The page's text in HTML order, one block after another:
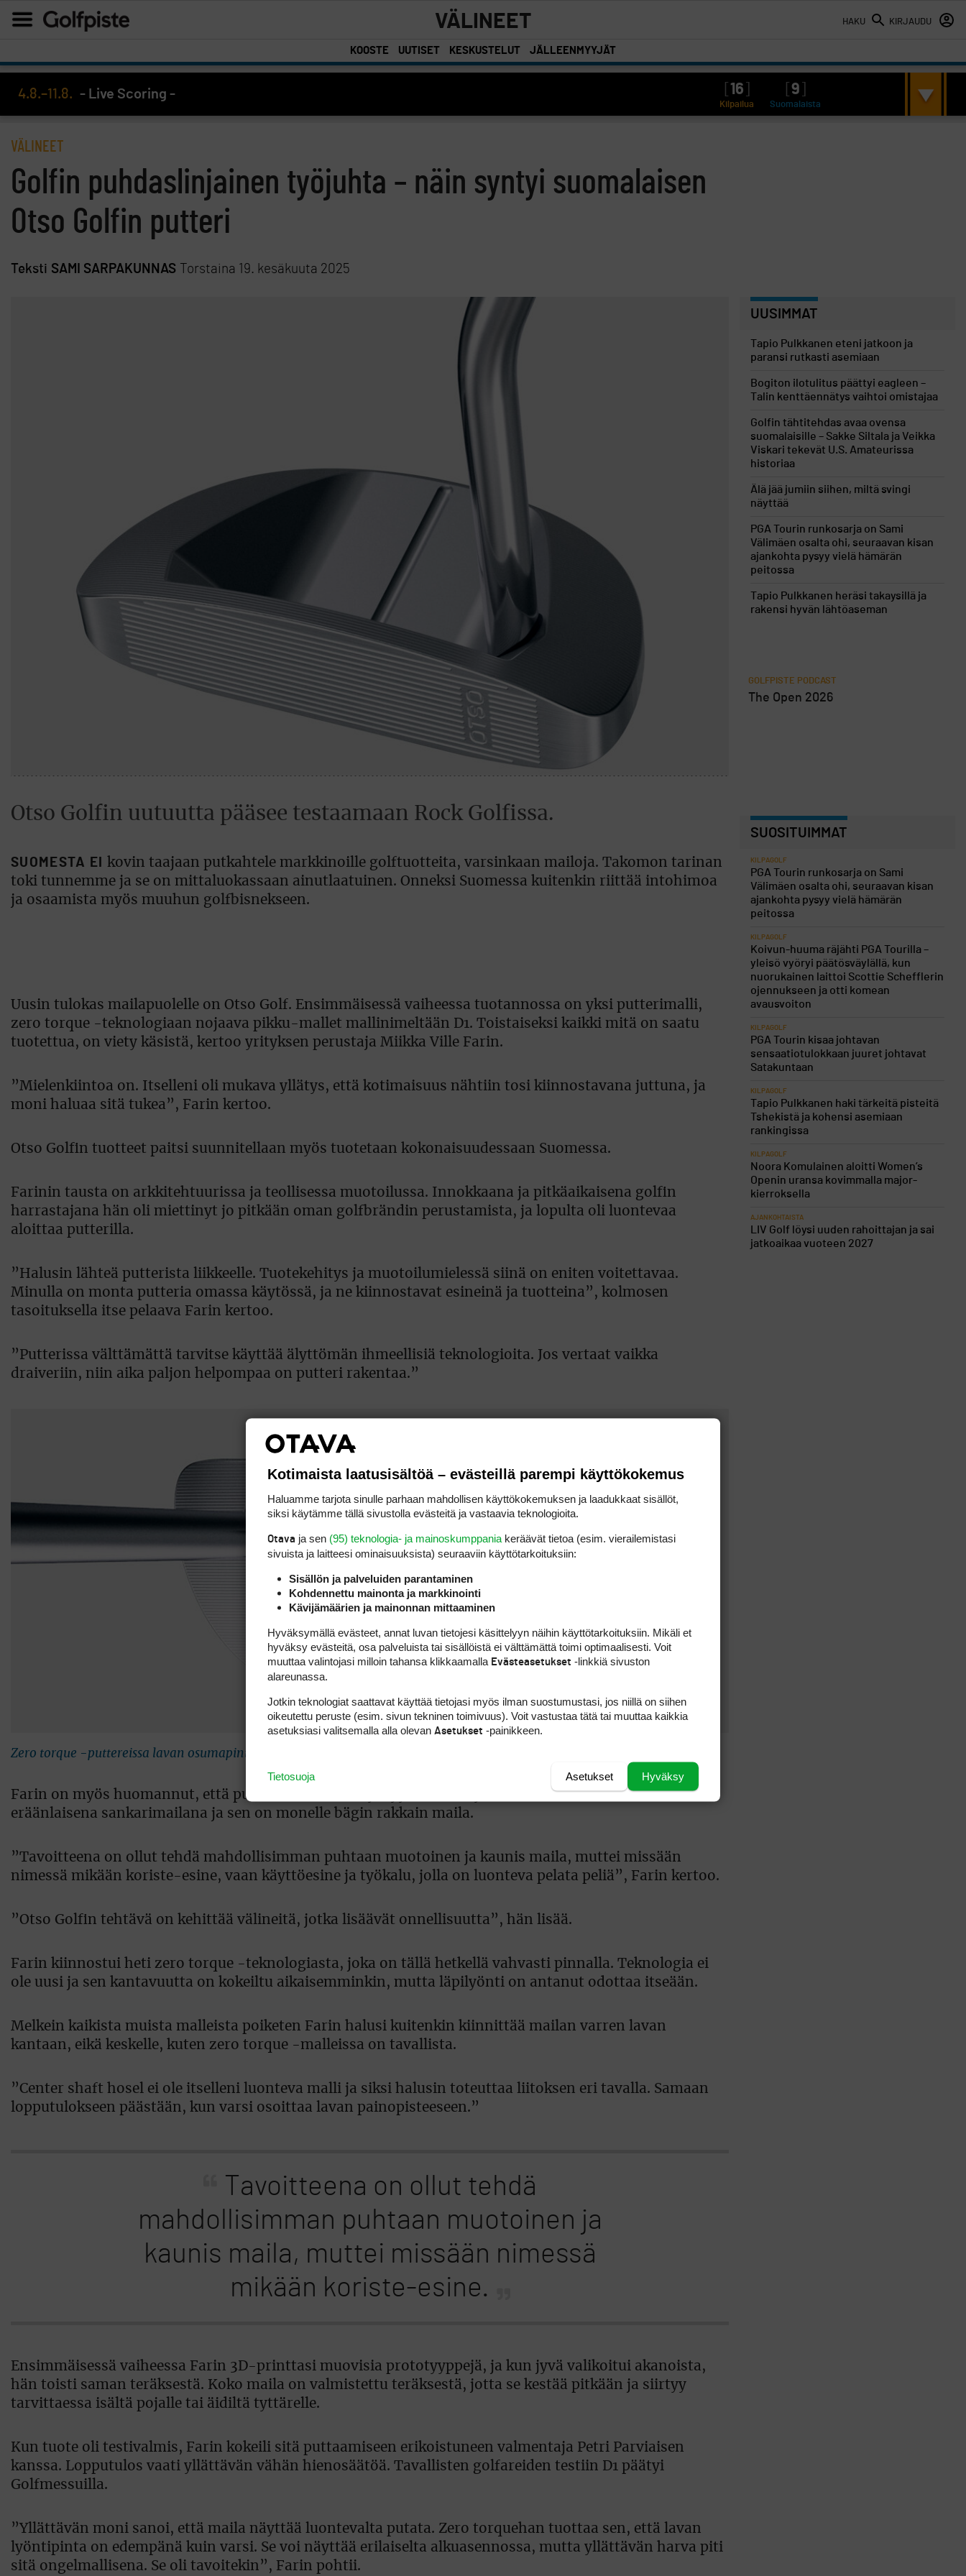
HAKU KIRJAUDU
VÄLINEET
KOOSTE UUTISET KESKUSTELUT JÄLLEENMYYJÄT
4.8.–11.8. - Live Scoring - 16 9
Kilpailua Suomalaista
VÄLINEET
Golfin puhdaslinjainen työjuhta – näin syntyi suomalaisen
Otso Golfin putteri
Teksti SAMI SARPAKUNNAS Torstaina 19. kesäkuuta 2025
Otso Golfin uutuutta pääsee testaamaan Rock Golfissa.
SUOMESTA EI
kovin taajaan putkahtele markkinoille golftuotteita, varsinkaan mailoja. Takomon tarinan
toki tunnemme ja se on mittaluokassaan ainutlaatuinen. Onneksi Suomessa kuitenkin riittää intohimoa
ja osaamista myös muuhun golfbisnekseen.
Uusin tulokas mailapuolelle on Otso Golf. Ensimmäisessä vaiheessa tuotannossa on yksi putterimalli,
zero torque -teknologiaan nojaava pikku-mallet mallinimeltään D1. Toistaiseksi kaikki mitä on saatu
tuotettua, on viety käsistä, kertoo yrityksen perustaja Miikka Ville Farin.
”Mielenkiintoa on. Itselleni oli mukava yllätys, että kotimaisuus nähtiin tosi kiinnostavana juttuna, ja
moni haluaa sitä tukea”, Farin kertoo.
Otso Golfin tuotteet paitsi suunnitellaan myös tuotetaan kokonaisuudessaan Suomessa.
Farinin tausta on arkkitehtuurissa ja teollisessa muotoilussa. Innokkaana ja pitkäaikaisena golfin
harrastajana hän oli miettinyt jo pitkään oman golfbrändin perustamista, ja lopulta oli luontevaa
aloittaa putterilla.
”Halusin lähteä putterista liikkeelle. Tuotekehitys ja muotoilumielessä siinä on eniten voitettavaa.
Minulla on monta putteria omassa käytössä, ja ne kiinnostavat esineinä ja tuotteina”, kolmosen
tasoituksella itse pelaava Farin kertoo.
”Putterissa välttämättä tarvitse käyttää älyttömän ihmeellisiä teknologioita. Jos vertaat vaikka
draiveriin, niin aika paljon helpompaa on putteri rakentaa.”
Zero torque -puttereissa lavan osumapinta on varren kiinnityskohdan etupuolella.
Farin on myös huomannut, että putteriin ihmisillä syntyy usein erityinen suhde. Putteria arvostetaan
eräänlaisena sankarimailana ja sen on monelle bägin rakkain maila.
”Tavoitteena on ollut tehdä mahdollisimman puhtaan muotoinen ja kaunis maila, muttei missään
nimessä mikään koriste-esine, vaan käyttöesine ja työkalu, jolla on luonteva pelata peliä”, Farin kertoo.
”Otso Golfin tehtävä on kehittää välineitä, jotka lisäävät onnellisuutta”, hän lisää.
Farin kiinnostui heti zero torque -teknologiasta, joka on tällä hetkellä vahvasti pinnalla. Teknologia ei
ole uusi ja sen kantavuutta on kokeiltu aikaisemminkin, mutta läpilyönti on antanut odottaa itseään.
Melkein kaikista muista malleista poiketen Farin halusi kuitenkin kiinnittää mailan varren lavan
kantaan, eikä keskelle, kuten zero torque -malleissa on tavallista.
”Center shaft hosel ei ole itselleni luonteva malli ja siksi halusin toteuttaa liitoksen eri tavalla. Samaan
lopputulokseen päästään, kun varsi osoittaa lavan painopisteeseen.”
Tavoitteena on ollut tehdä
mahdollisimman puhtaan muotoinen ja
kaunis maila, muttei missään nimessä
mikään koriste-esine.
Ensimmäisessä vaiheessa Farin 3D-printtasi muovisia prototyyppejä, ja kun jyvä valikoitui akanoista,
hän toisti saman teräksestä. Koko maila on valmistettu teräksestä, jotta se kestää pitkään ja siirtyy
tarvittaessa isältä pojalle tai äidiltä tyttärelle.
Kun tuote oli testivalmis, Farin kokeili sitä puttaamiseen erikoistuneen valmentaja Petri Parviaisen
kanssa. Lopputulos vaati yllättävän vähän hienosäätöä. Tavallisten golfareiden testiin D1 päätyi
Golfmessuilla.
”Yllättävän moni sanoi, että maila näyttää luontevalta putata. Zero torquehan tuottaa sen, että lavan
lyöntipinta on edempänä kuin varsi. Se voi näyttää erilaiselta alkuasennossa, mutta yllättävän harva piti
sitä ongelmallisena. Se oli tavoitekin”, Farin pohtii.
UUSIMMAT
Tapio Pulkkanen eteni jatkoon ja
paransi rutkasti asemiaan
Bogiton ilotulitus päättyi eagleen –
Talin kenttäennätys vaihtoi omistajaa
Golfin tähtitehdas avaa ovensa
suomalaisille – Sakke Siltala ja Veikka
Viskari tekevät U.S. Amateurissa
historiaa
Älä jää jumiin siihen, miltä svingi
näyttää
PGA Tourin runkosarja on Sami
Välimäen osalta ohi, seuraavan kisan
ajankohta pysyy vielä hämärän
peitossa
Tapio Pulkkanen heräsi takaysillä ja
rakensi hyvän lähtöaseman
GOLFPISTE PODCAST
The Open 2026
SUOSITUIMMAT
KILPAGOLF
PGA Tourin runkosarja on Sami
Välimäen osalta ohi, seuraavan kisan
ajankohta pysyy vielä hämärän
peitossa
KILPAGOLF
Koivun-huuma räjähti PGA Tourilla –
yleisö vyöryi päätösväylällä, kun
nuorukainen laittoi Scottie Schefflerin
ojennukseen ja otti komean
avausvoiton
KILPAGOLF
PGA Tourin kisaa johtavan
sensaatiotulokkaan juuret johtavat
Satakuntaan
KILPAGOLF
Tapio Pulkkanen haki tärkeitä pisteitä
Tshekistä ja kohensi asemiaan
rankingissa
KILPAGOLF
Noora Komulainen aloitti Women’s
Openin uransa kovimmalla major-
kierroksella
AJANKOHTAISTA
LIV Golf löysi uuden rahoittajan ja sai
jatkoaikaa vuoteen 2027
Kotimaista laatusisältöä – evästeillä parempi käyttökokemus
Haluamme tarjota sinulle parhaan mahdollisen käyttökokemuksen ja laadukkaat sisällöt,
siksi käytämme tällä sivustolla evästeitä ja vastaavia teknologioita.
Otava ja sen (95) teknologia- ja mainoskumppania keräävät tietoa (esim. vierailemis­tasi
sivuista ja laitteesi ominaisuuk­sista) seuraaviin käyttötarkoituksiin:
Sisällön ja palveluiden parantaminen
Kohdennettu mainonta ja markkinointi
Kävijämäärien ja mainonnan mittaaminen
Hyväksymällä evästeet, annat luvan tietojesi käsittelyyn näihin käyttötarkoituksiin. Mikäli et
hyväksy evästeitä, osa palveluista tai sisällöistä ei välttämättä toimi optimaalisesti. Voit
muuttaa valintojasi milloin tahansa klikkaamalla Evästeasetukset -linkkiä sivuston
alareunassa.
Jotkin teknologiat saattavat käyttää tietojasi myös ilman suostumustasi, jos niillä on siihen
oikeutettu peruste (esim. sivun tekninen toimivuus). Voit vastustaa tätä tai muuttaa kaikkia
asetuksiasi valitsemalla alla olevan Asetukset -painikkeen.
Hyväksy
Asetukset
Tietosuoja